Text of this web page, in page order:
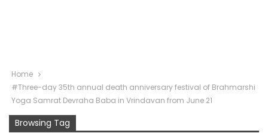
Home
#Three-day 35th annual death anniversary festival of Brahmarshi
Yoga Samrat Devraha Baba in Vrindavan from June 21
Browsing Tag